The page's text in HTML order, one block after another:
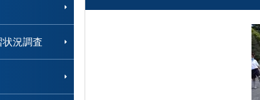
況調査